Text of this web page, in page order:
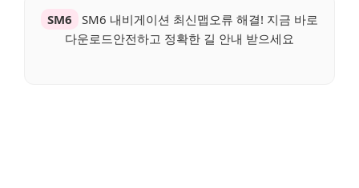
SM6
SM6 내비게이션 최신맵오류 해결! 지금 바로
다운로드안전하고 정확한 길 안내 받으세요